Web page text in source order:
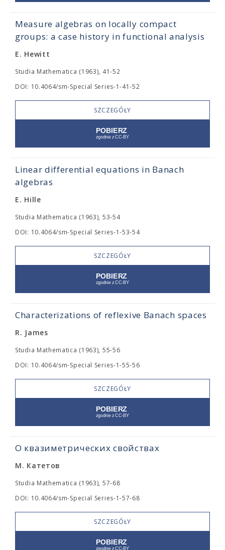
Measure algebras on locally compact
groups: a case history in functional analysis
E. Hewitt
Studia Mathematica (1963), 41-52
DOI: 10.4064/sm-Special Series-1-41-52
SZCZEGÓŁY
Linear differential equations in Banach
algebras
E. Hille
Studia Mathematica (1963), 53-54
DOI: 10.4064/sm-Special Series-1-53-54
SZCZEGÓŁY
Characterizations of reflexive Banach spaces
R. James
Studia Mathematica (1963), 55-56
DOI: 10.4064/sm-Special Series-1-55-56
SZCZEGÓŁY
О квазиметрических свойствах
М. Катетов
Studia Mathematica (1963), 57-68
DOI: 10.4064/sm-Special Series-1-57-68
SZCZEGÓŁY